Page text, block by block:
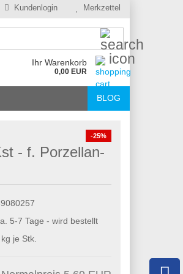
Kundenlogin Merkzettel
Ihr Warenkorb
0,00 EUR
BLOG
-25%
- f. Porzellan-
5-7 Tage - wird bestellt
kg je Stk.